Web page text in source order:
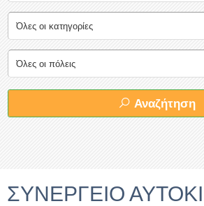
Αναζήτηση
ΣΥΝΕΡΓΕΙΟ